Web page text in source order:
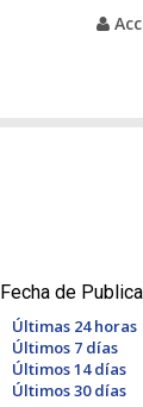
Fecha de
Últimas 24 horas
Últimos 7 días
Últimos 14 días
Últimos 30 días